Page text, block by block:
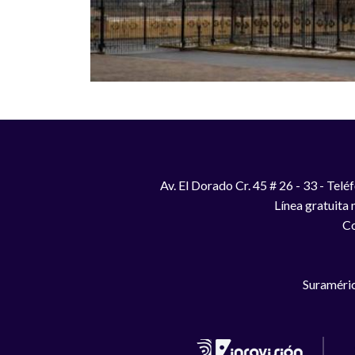
Av. El Dorado Cr. 45 # 26 - 33 -
Línea gratuita